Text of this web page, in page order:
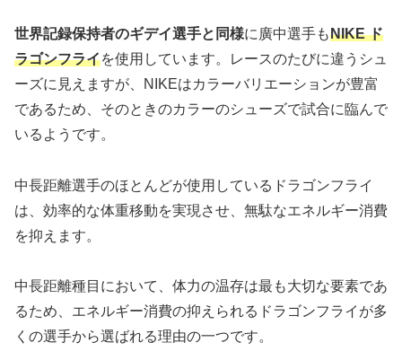
世界記録保持者のギデイ選手と同様に廣中選手もNIKE ド
ラゴンフライを使用しています。レースのたびに違うシュ
ーズに見えますが、NIKEはカラーバリエーションが豊富
であるため、そのときのカラーのシューズで試合に臨んで
いるようです。
中長距離選手のほとんどが使用しているドラゴンフライ
は、効率的な体重移動を実現させ、無駄なエネルギー消費
を抑えます。
中長距離種目において、体力の温存は最も大切な要素であ
るため、エネルギー消費の抑えられるドラゴンフライが多
くの選手から選ばれる理由の一つです。